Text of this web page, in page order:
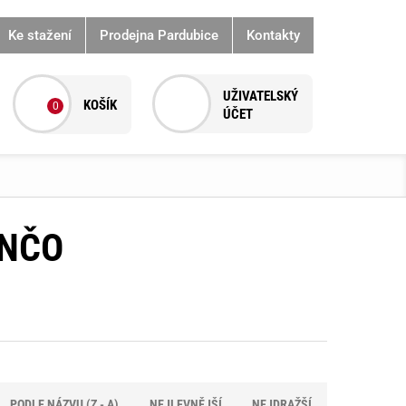
Ke stažení Prodejna Pardubice Kontakty
0